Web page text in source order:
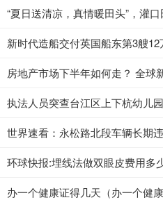
“夏日送清凉，真情暖田头”，灌
新时代造船交付英国船东第3艘
房地产市场下半年如何走？ 全球
执法人员突查台江区上下杭幼儿园
世界速看：永松路北段车辆长期
环球快报:埋线法做双眼皮费用多
办一个健康证得几天（办一个健